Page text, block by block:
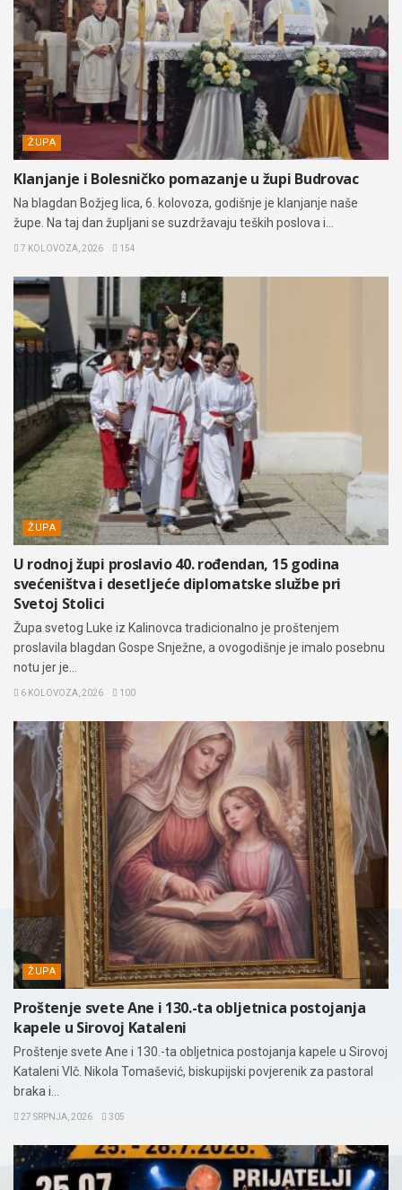
ŽUPA
Klanjanje i Bolesničko pomazanje u župi Budrovac
Na blagdan Božjeg lica, 6. kolovoza, godišnje je klanjanje naše
župe. Na taj dan župljani se suzdržavaju teških poslova i...
7 KOLOVOZA, 2026 154
ŽUPA
U rodnoj župi proslavio 40. rođendan, 15 godina
svećeništva i desetljeće diplomatske službe pri
Svetoj Stolici
Župa svetog Luke iz Kalinovca tradicionalno je proštenjem
proslavila blagdan Gospe Snježne, a ovogodišnje je imalo posebnu
notu jer je...
6 KOLOVOZA, 2026 100
ŽUPA
Proštenje svete Ane i 130.-ta obljetnica postojanja
kapele u Sirovoj Kataleni
Proštenje svete Ane i 130.-ta obljetnica postojanja kapele u Sirovoj
Kataleni Vlč. Nikola Tomašević, biskupijski povjerenik za pastoral
braka i...
27 SRPNJA, 2026 305